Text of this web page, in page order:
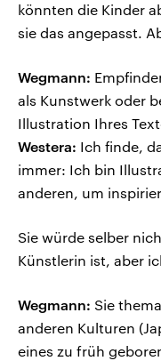
könnten die Kinder
sie das angepasst.
Wegmann:
als Kunstwerk oder
Illustration Ihres
Westera: Ich finde,
immer: Ich bin
anderen, um
Sie würde selber
Künstlerin ist, aber
Wegmann: Sie
anderen Kulturen
eines zu früh